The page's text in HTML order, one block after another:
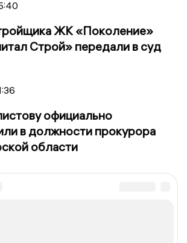
ЖК «Поколение»
Строй» передали в суд
официально
в должности прокурора
области